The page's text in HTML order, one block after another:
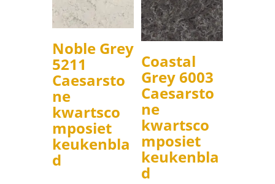
Noble Grey
5211
Caesarsto
ne
kwartsco
mposiet
keukenbla
d
Coastal
Grey 6003
Caesarsto
ne
kwartsco
mposiet
keukenbla
d